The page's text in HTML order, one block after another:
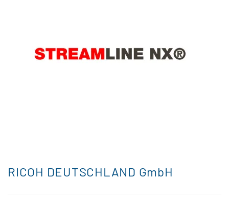
RICOH DEUTSCHLAND GmbH